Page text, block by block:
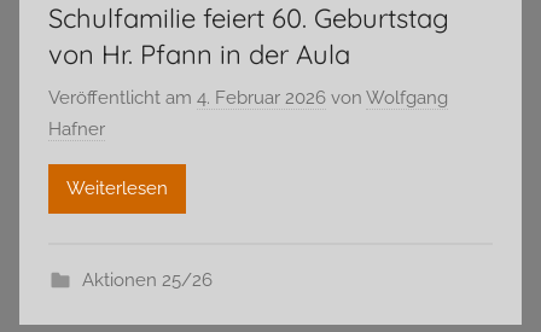
Schulfamilie feiert 60. Geburtstag
von Hr. Pfann in der Aula
Veröffentlicht am 4. Februar 2026 von Wolfgang
Hafner
Weiterlesen
Aktionen 25/26